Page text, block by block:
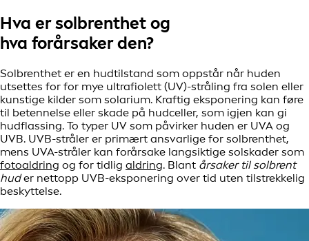
Hva er solbrenthet og
hva forårsaker den?
Solbrenthet er en hudtilstand som oppstår når huden
utsettes for for mye ultrafiolett (UV)-stråling fra solen eller
kunstige kilder som solarium. Kraftig eksponering kan føre
til betennelse eller skade på hudceller, som igjen kan gi
hudflassing. To typer UV som påvirker huden er UVA og
UVB. UVB-stråler er primært ansvarlige for solbrenthet,
mens UVA-stråler kan forårsake langsiktige solskader som
fotoaldring og for tidlig aldring. Blant årsaker til solbrent
huder nettopp UVB-eksponering over tid uten tilstrekkelig
beskyttelse.